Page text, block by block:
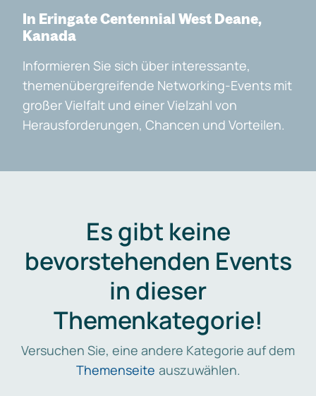
In Eringate Centennial West Deane,
Kanada
Informieren Sie sich über interessante,
themenübergreifende Networking-Events mit
großer Vielfalt und einer Vielzahl von
Herausforderungen, Chancen und Vorteilen.
Es gibt keine
bevorstehenden Events
in dieser
Themenkategorie!
Versuchen Sie, eine andere Kategorie auf dem
Themenseite auszuwählen.